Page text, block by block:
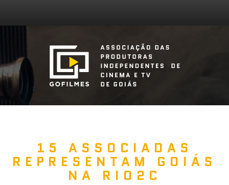
15 ASSOCIADAS
REPRESENTAM GOIÁS
NA RIO2C